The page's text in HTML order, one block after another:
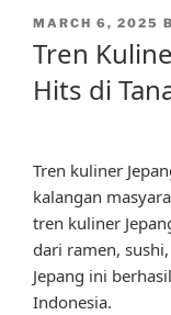
POSTED
MARCH 6, 2025
Tren
Hits di
Tren kuliner
kalangan
tren kuliner
dari ramen,
Jepang ini
Indonesia.